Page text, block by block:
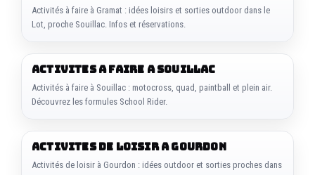
Activités à faire à Gramat : idées loisirs et sorties outdoor dans le
Lot, proche Souillac. Infos et réservations.
ACTIVITES A FAIRE A SOUILLAC
Activités à faire à Souillac : motocross, quad, paintball et plein air.
Découvrez les formules School Rider.
ACTIVITES DE LOISIR A GOURDON
Activités de loisir à Gourdon : idées outdoor et sorties proches dans